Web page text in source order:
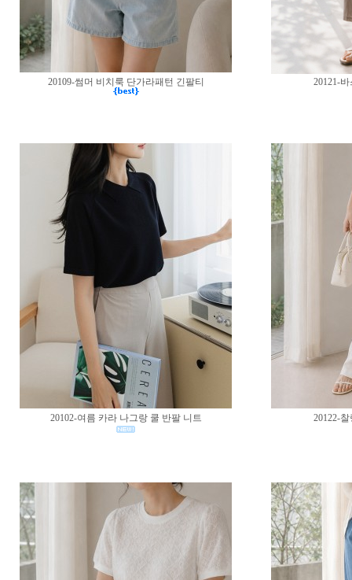
20109-썸머 비치룩 단가라패턴 긴팔티 20121-
20102-여름 카라 나그랑 쿨 반팔 니트 20122-